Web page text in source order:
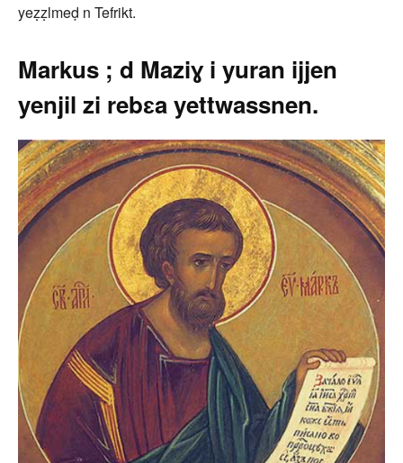
yeẓẓlmeḍ n Tefrikt.
Markus ; d Maziɣ i yuran ijjen
yenjil zi rebɛa yettwassnen.